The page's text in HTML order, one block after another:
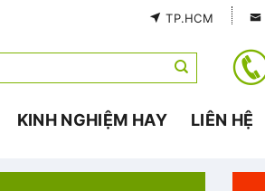
TP.HCM
KINH NGHIỆM HAY LIÊN HỆ